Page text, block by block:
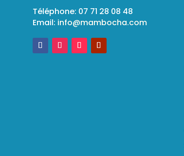
Téléphone: 07 71 28 08 48
Email: info@mambocha.com